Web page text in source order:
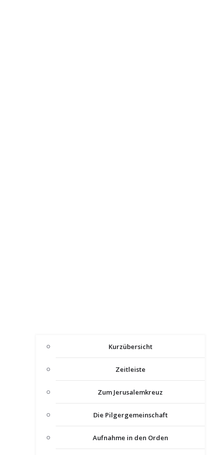
Kurzübersicht
Zeitleiste
Zum Jerusalemkreuz
Die Pilgergemeinschaft
Aufnahme in den Orden